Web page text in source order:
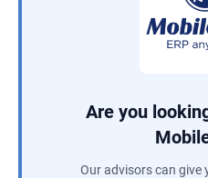
Are you
Our advisors can give